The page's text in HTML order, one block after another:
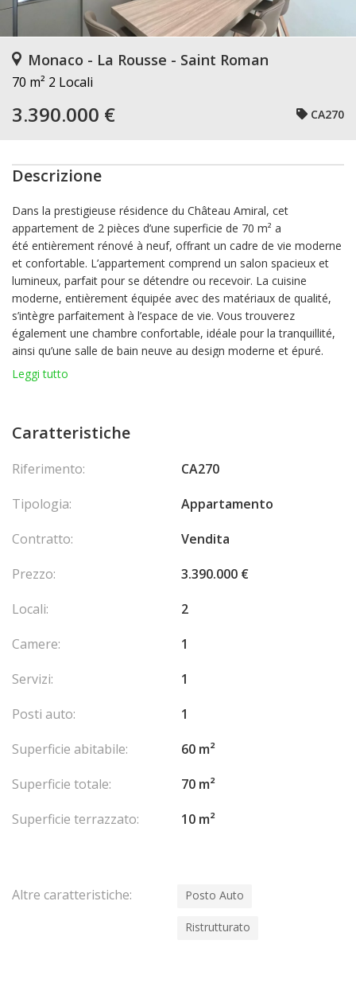
Monaco - La Rousse - Saint Roman
70 m² 2 Locali
3.390.000 € CA270
Descrizione
Dans la prestigieuse résidence du Château Amiral, cet
appartement de 2 pièces d’une superficie de 70 m² a
été entièrement rénové à neuf, offrant un cadre de vie moderne
et confortable. L’appartement comprend un salon spacieux et
lumineux, parfait pour se détendre ou recevoir. La cuisine
moderne, entièrement équipée avec des matériaux de qualité,
s’intègre parfaitement à l’espace de vie. Vous trouverez
également une chambre confortable, idéale pour la tranquillité,
ainsi qu’une salle de bain neuve au design moderne et épuré.
Unebelle petite terrasse
tandis qu’une
dans un environnement paisible.
Leggi tutto
Caratteristiche
Riferimento:
CA270
Tipologia:
Appartamento
Contratto:
Vendita
Prezzo:
3.390.000 €
Locali:
2
Camere:
1
Servizi:
1
Posti auto:
1
Superficie abitabile:
60 m²
Superficie totale:
70 m²
Superficie terrazzato:
10 m²
Altre caratteristiche: Posto Auto
Ristrutturato